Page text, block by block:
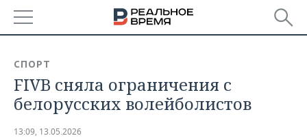
БАШКОРТОСТАН
ТАТАРСТАН
НОВОСТИ
АНАЛИТИКА
СПОРТ
FIVB сняла ограничения с
белорусских волейболистов
13:09, 13.05.2026